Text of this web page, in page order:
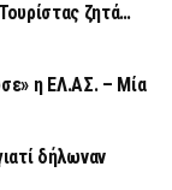
ζητά…
η ΕΛ.ΑΣ. – Μία
δήλωναν